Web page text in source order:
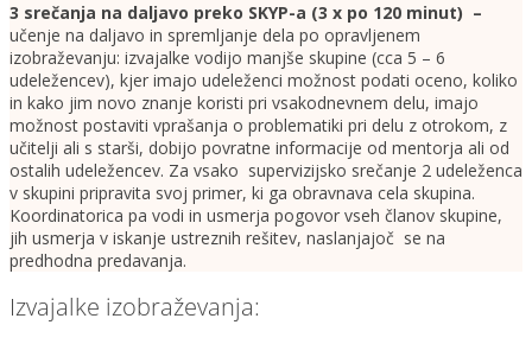
3 srečanja na daljavo preko SKYP-a (3 x po 120 minut) –
učenje na daljavo in spremljanje dela po opravljenem
izobraževanju: izvajalke vodijo manjše skupine (cca 5 – 6
udeležencev), kjer imajo udeleženci možnost podati oceno, koliko
in kako jim novo znanje koristi pri vsakodnevnem delu, imajo
možnost postaviti vprašanja o problematiki pri delu z otrokom, z
učitelji ali s starši, dobijo povratne informacije od mentorja ali od
ostalih udeležencev. Za vsako supervizijsko srečanje 2 udeleženca
v skupini pripravita svoj primer, ki ga obravnava cela skupina.
Koordinatorica pa vodi in usmerja pogovor vseh članov skupine,
jih usmerja v iskanje ustreznih rešitev, naslanjajoč se na
predhodna predavanja.
Izvajalke izobraževanja: